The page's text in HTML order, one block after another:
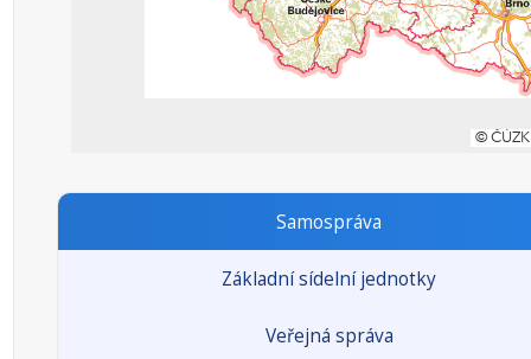
Samospráva
Základní sídelní jednotky
Veřejná správa